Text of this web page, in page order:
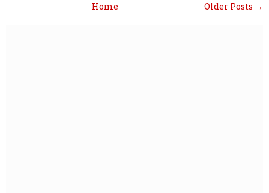
Older Posts →
Home